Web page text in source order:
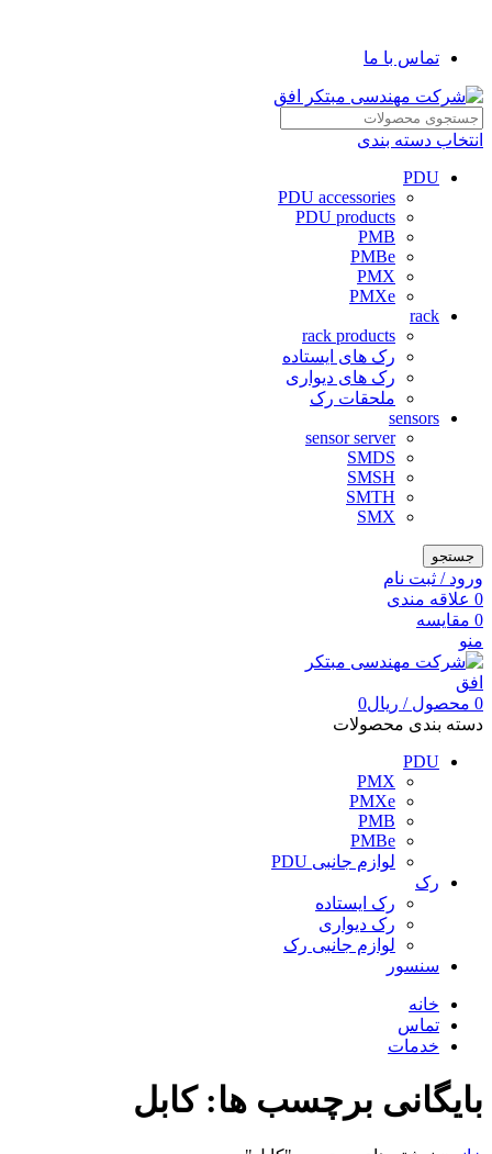
تماس با ما
انتخاب دسته بندی
PDU
PDU accessories
PDU products
PMB
PMBe
PMX
PMXe
rack
rack products
رک های ایستاده
رک های دیواری
ملحقات رک
sensors
sensor server
SMDS
SMSH
SMTH
SMX
جستجو
ورود / ثبت نام
0 علاقه مندی
0 مقایسه
منو
0 محصول / ریال0
دسته بندی محصولات
PDU
PMX
PMXe
PMB
PMBe
لوازم جانبی PDU
رک
رک ایستاده
رک دیواری
لوازم جانبی رک
سنسور
خانه
تماس
خدمات
بایگانی برچسب ها: کابل